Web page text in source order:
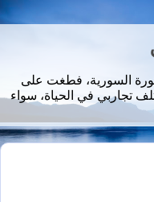
السورية، فطغت على
تجاربي في الحياة، سواء